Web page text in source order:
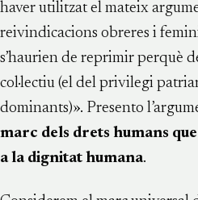
haver utilitzat el mateix
reivindicacions obreres i
s’haurien de reprimir perquè
col·lectiu (el del privilegi
dominants)». Presento
marc dels drets humans
a la dignitat humana.